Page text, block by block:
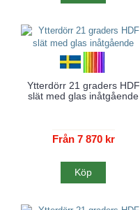
Ytterdörr 21 graders HDF
slät med glas inåtgående
Från 7 870 kr
Köp